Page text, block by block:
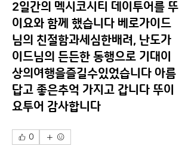
2일간의 멕시코시티 데이투어를 뚜
이요와 함께 했습니다 베로가이드
님의 친절함과세심한배려, 난도가
이드님의 든든한 동행으로 기대이
상의여행을즐길수있었습니다 아름
답고 좋은추억 가지고 갑니다 뚜이
요투어 감사합니다
0